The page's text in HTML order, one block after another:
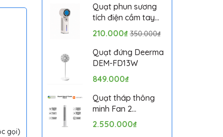
gọi)
Quạt phun sương
tích điện cầm tay
mini có sò lạnh
Solove MLS6212B -
Bảo hành 1 tháng
210.000₫ 350.000₫
Quạt đứng Deerma
DEM-FD13W
849.000₫
Quạt tháp thông
minh Fan 2
BPTS02DMU bản
quốc tế
2.550.000₫